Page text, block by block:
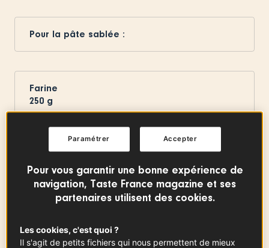
Pour la pâte sablée :
Farine
250 g
Sucre
125g
Beurre AOP Charentes-Poitou
100gVoir la fiche
Pour vous garantir une bonne expérience de
navigation, Taste France magazine et ses
partenaires utilisent des cookies.
Les cookies, c'est quoi ?
Il s'agit de petits fichiers qui nous permettent de mieux
Accepter
Paramétrer